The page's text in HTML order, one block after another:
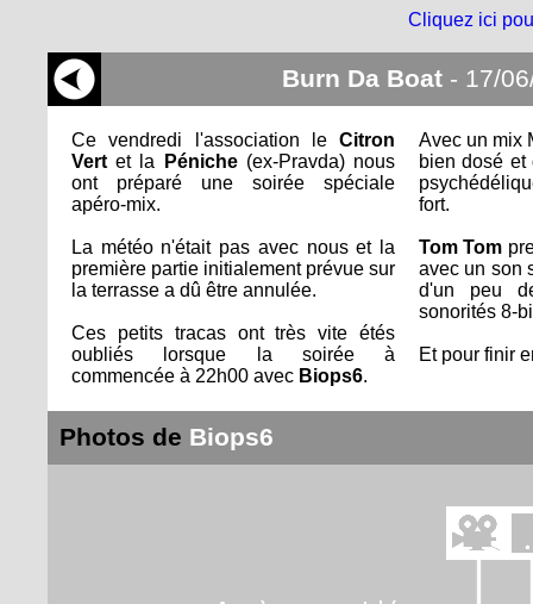
Cliquez ici
Burn Da Boat- 17/
Ce vendredi l'association le Citron
Vert et la Péniche(ex-Pravda) nous
ont préparé une soirée spéciale
apéro-mix.
La météo n'était pas avec nous et la
première partie initialement prévue sur
la terrasse a dû être annulée.
Ces petits tracas ont très vite étés
oubliés lorsque la soirée à
commencée à 22h00 avec Biops6.
Avec un mix
bien dosé et
fort.
Tom Tom
avec un son
d'un peu
sonorités 8-
Et pour finir
Photos de Biops6